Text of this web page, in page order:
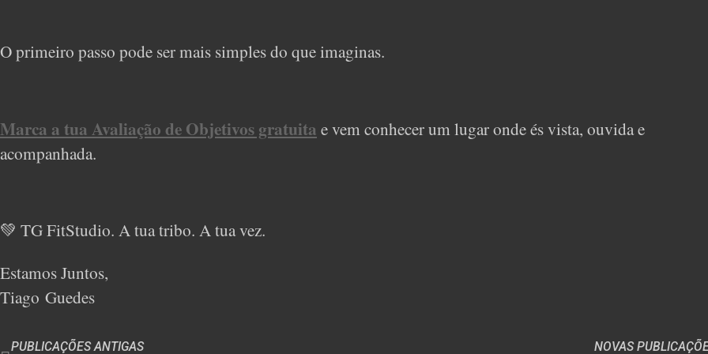
O primeiro passo pode ser mais simples do que imaginas.
Marca a tua Avaliação de Objetivos gratuita e vem conhecer um lugar onde és vista, ouvida e
acompanhada.
💚 TG FitStudio. A tua tribo. A tua vez.
Estamos Juntos,
Tiago Guedes
PUBLICAÇÕES ANTIGAS NOVAS